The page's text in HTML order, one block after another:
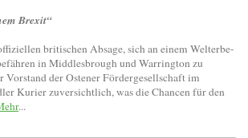
Brexit“
britischen Absage, sich an einem Welterbe-
in Middlesbrough und Warrington zu
Vorstand der Ostener Fördergesellschaft im
Kurier zuversichtlich, was die Chancen für den
...